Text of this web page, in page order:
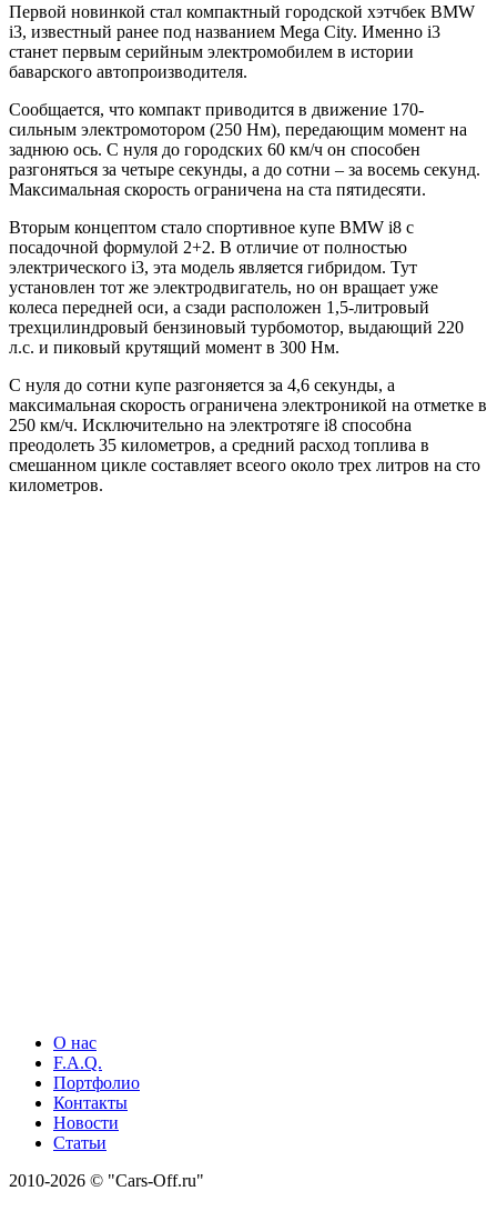
Первой новинкой стал компактный городской хэтчбек BMW
i3, известный ранее под названием Mega City. Именно i3
станет первым серийным электромобилем в истории
баварского автопроизводителя.
Сообщается, что компакт приводится в движение 170-
сильным электромотором (250 Нм), передающим момент на
заднюю ось. С нуля до городских 60 км/ч он способен
разгоняться за четыре секунды, а до сотни – за восемь секунд.
Максимальная скорость ограничена на ста пятидесяти.
Вторым концептом стало спортивное купе BMW i8 с
посадочной формулой 2+2. В отличие от полностью
электрического i3, эта модель является гибридом. Тут
установлен тот же электродвигатель, но он вращает уже
колеса передней оси, а сзади расположен 1,5-литровый
трехцилиндровый бензиновый турбомотор, выдающий 220
л.с. и пиковый крутящий момент в 300 Нм.
С нуля до сотни купе разгоняется за 4,6 секунды, а
максимальная скорость ограничена электроникой на отметке в
250 км/ч. Исключительно на электротяге i8 способна
преодолеть 35 километров, а средний расход топлива в
смешанном цикле составляет всеого около трех литров на сто
километров.
О нас
F.A.Q.
Портфолио
Контакты
Новости
Статьи
2010-2026 © "Cars-Off.ru"